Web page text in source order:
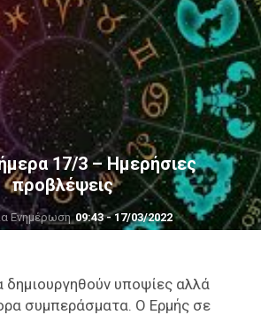
17/3 – Ημερήσιες
προβλέψεις
Ενημέρωση 09:43 - 17/03/2022
υποψίες αλλά
συμπεράσματα. Ο Ερμής σε